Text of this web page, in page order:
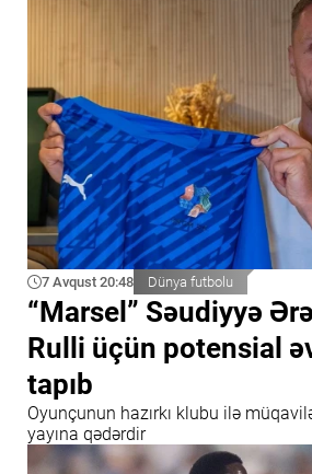
7 Avqust 20:48 Dünya futbolu
“Marsel” Səudiyyə
Rulli üçün potensial
tapıb
Oyunçunun hazırkı klubu ilə
yayına qədərdir